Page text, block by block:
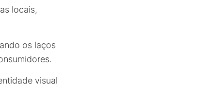
locais,
os laços
visual